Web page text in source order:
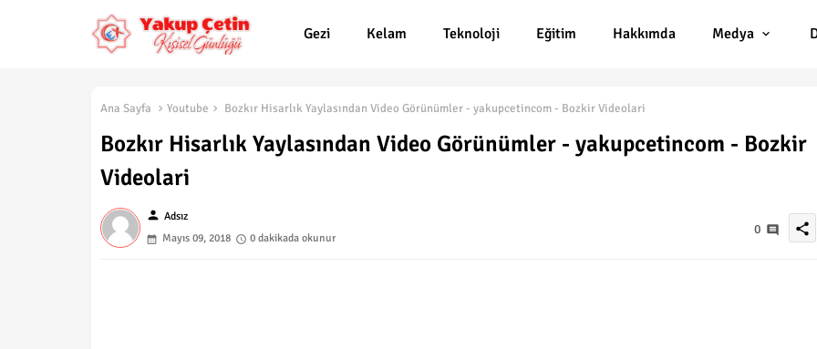
Gezi Kelam Teknoloji Eğitim Hakkımda Medya
Ana Sayfa Youtube Bozkır Hisarlık Yaylasından Video Görünümler - yakupcetincom - Bozkir Videolari
Bozkır Hisarlık Yaylasından Video Görünümler - yakupcetincom - Bozkir
Videolari
person Adsız
Mayıs 09, 2018
0 dakikada okunur
0 share